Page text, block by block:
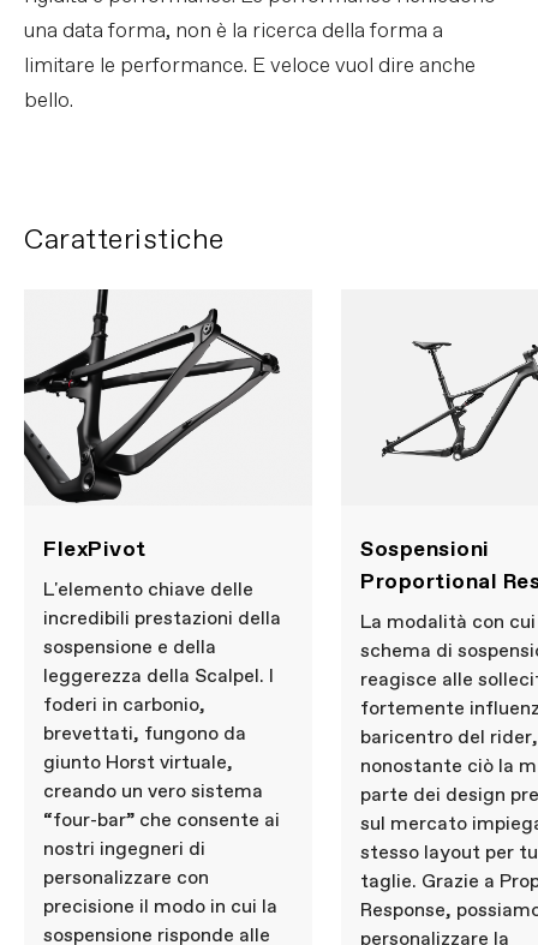
una data forma, non è la ricerca della forma a
limitare le performance. E veloce vuol dire anche
bello.
Caratteristiche
FlexPivot
L'elemento chiave delle
incredibili prestazioni della
sospensione e della
leggerezza della Scalpel. I
foderi in carbonio,
brevettati, fungono da
giunto Horst virtuale,
creando un vero sistema
“four-bar” che consente ai
nostri ingegneri di
personalizzare con
precisione il modo in cui la
sospensione risponde alle
Sospensioni
Proportional
La modalità con
schema di
reagisce alle
fortemente
baricentro del rider,
nonostante ciò la
parte dei design
sul mercato
stesso layout per
taglie. Grazie a
Response,
personalizzare la